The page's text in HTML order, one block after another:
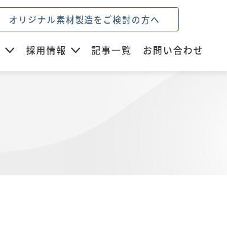
オリジナル素材製造をご検討の方へ
採用情報 記事一覧 お問い合わせ